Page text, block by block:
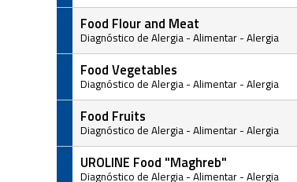
Food Flour and Meat
Diagnóstico de Alergia - Alimentar - Alergia
Food Vegetables
Diagnóstico de Alergia - Alimentar - Alergia
Food Fruits
Diagnóstico de Alergia - Alimentar - Alergia
UROLINE Food "Maghreb"
Diagnóstico de Alergia - Alimentar - Alergia